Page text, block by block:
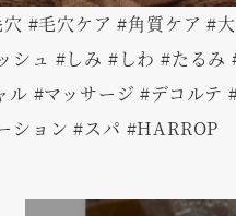
#毛穴ケア #角質ケア #
ュ #しみ #しわ #たる
#マッサージ #デコル
ション #スパ #HARROP